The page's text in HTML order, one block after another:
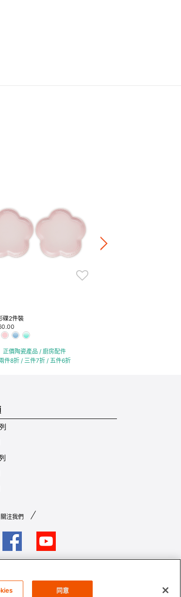
碟2件裝
正價陶瓷產品 / 廚房配件
件8折 / 三件7折 / 五件6折
關注我們
同意